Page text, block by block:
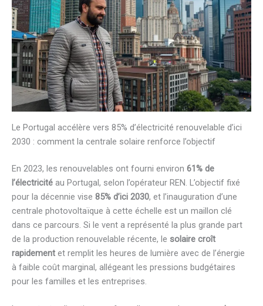
Le Portugal accélère vers 85% d’électricité renouvelable d’ici
2030 : comment la centrale solaire renforce l’objectif
En 2023, les renouvelables ont fourni environ 61% de
l’électricité au Portugal, selon l’opérateur REN. L’objectif fixé
pour la décennie vise 85% d’ici 2030, et l’inauguration d’une
centrale photovoltaïque à cette échelle est un maillon clé
dans ce parcours. Si le vent a représenté la plus grande part
de la production renouvelable récente, le solaire croît
rapidement et remplit les heures de lumière avec de l’énergie
à faible coût marginal, allégeant les pressions budgétaires
pour les familles et les entreprises.